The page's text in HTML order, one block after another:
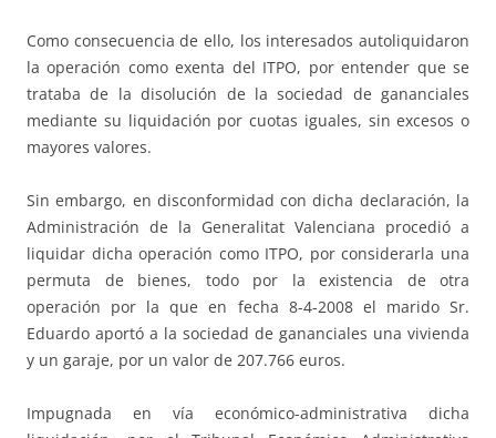
Como consecuencia de ello, los interesados autoliquidaron
la operación como exenta del ITPO, por entender que se
trataba de la disolución de la sociedad de gananciales
mediante su liquidación por cuotas iguales, sin excesos o
mayores valores.
Sin embargo, en disconformidad con dicha declaración, la
Administración de la Generalitat Valenciana procedió a
liquidar dicha operación como ITPO, por considerarla una
permuta de bienes, todo por la existencia de otra
operación por la que en fecha 8-4-2008 el marido Sr.
Eduardo aportó a la sociedad de gananciales una vivienda
y un garaje, por un valor de 207.766 euros.
Impugnada en vía económico-administrativa dicha